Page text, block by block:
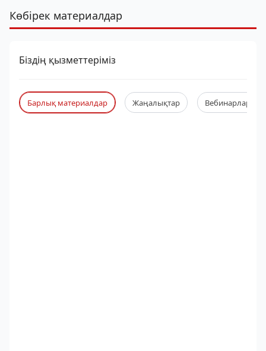
Көбірек материалдар
Біздің қызметтеріміз
Барлық материалдар Жаңалықтар Вебинарлар